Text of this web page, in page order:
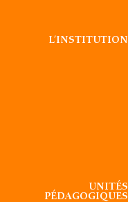
L’INSTITUTION
UNITÉS
PÉDAGOGIQUES